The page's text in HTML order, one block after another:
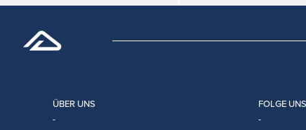
ÜBER UNS FOLGE UNS